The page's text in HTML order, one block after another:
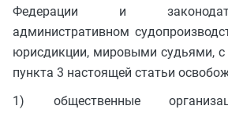
Федерации и
административном
юрисдикции, мировыми судьями, с
пункта 3 настоящей статьи
1) общественные